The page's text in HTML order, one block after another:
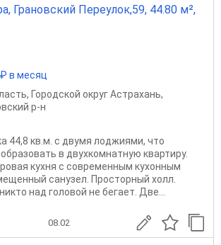
Грановский Переулок,59, 44.80 м²,
в месяц
, Городской округ Астрахань,
р-н
44,8 кв.м. с двумя лоджиями, что
в двухкомнатную квартиру.
кухня с современным кухонным
санузел. Просторный холл.
над головой не бегает. Две...
08.02